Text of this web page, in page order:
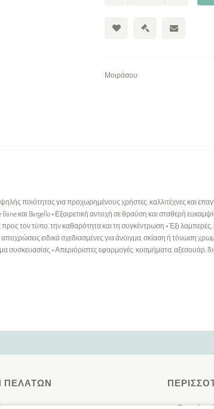
Μοιράσου:
ποιότητας για προχωρημένους χρήστες, καλλιτέχνες και
και Bargello • Εξαιρετική αντοχή σε θραύση και σταθερή
τον τύπο, την καθαρότητα και τη συγκέντρωση • Έξι
ειδικά σχεδιασμένες για άνοιγμα, σκίαση ή τόνωση
συσκευασίας • Απεριόριστες εφαρμογές: κοσμήματα, αξεσουάρ,
ΠΕΛΑΤΏΝ